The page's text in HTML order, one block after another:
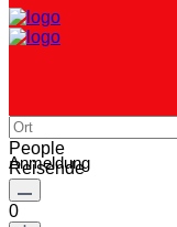
Anmeldung
People
Reisende
0